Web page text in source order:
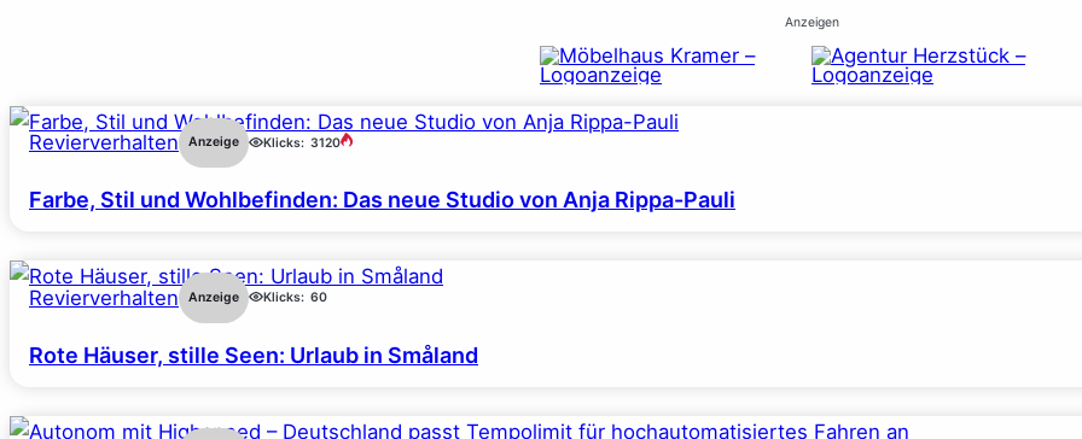
Anzeigen
Revierverhalten Anzeige Klicks: 3120
Farbe, Stil und Wohlbefinden: Das neue Studio von Anja Rippa-Pauli
Revierverhalten Anzeige Klicks: 60
Rote Häuser, stille Seen: Urlaub in Småland